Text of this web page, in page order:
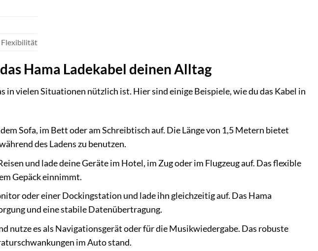
Flexibilität
Hama Ladekabel deinen Alltag
in vielen Situationen nützlich ist. Hier sind einige Beispiele, wie du das Kabel in
Sofa, im Bett oder am Schreibtisch auf. Die Länge von 1,5 Metern bietet
des Ladens zu benutzen.
und lade deine Geräte im Hotel, im Zug oder im Flugzeug auf. Das flexible
Gepäck einnimmt.
oder einer Dockingstation und lade ihn gleichzeitig auf. Das Hama
und eine stabile Datenübertragung.
nutze es als Navigationsgerät oder für die Musikwiedergabe. Das robuste
im Auto stand.